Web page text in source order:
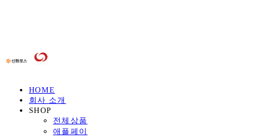
HOME
회사 소개
SHOP
전체상품
애플페이